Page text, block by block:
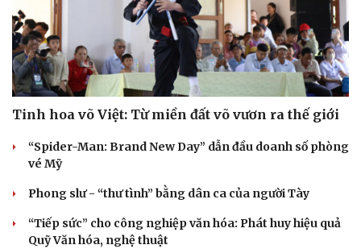
Tinh hoa võ Việt: Từ miền đất võ vươn ra thế giới
“Spider-Man: Brand New Day” dẫn đầu doanh số phòng
vé Mỹ
Phong slư - “thư tình” bằng dân ca của người Tày
“Tiếp sức” cho công nghiệp văn hóa: Phát huy hiệu quả
Quỹ Văn hóa, nghệ thuật